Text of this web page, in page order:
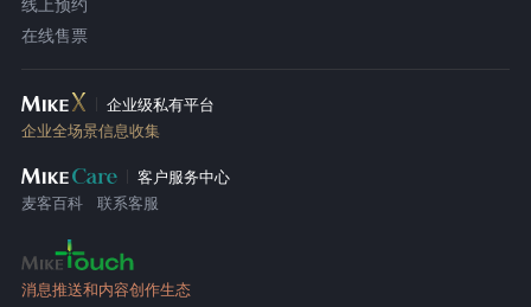
线上预约
在线售票
企业级私有平台
企业全场景信息收集
客户服务中心
麦客百科
联系客服
消息推送和内容创作生态